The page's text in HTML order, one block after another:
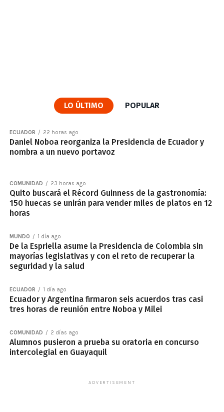
LO ÚLTIMO POPULAR
ECUADOR 22 horas ago
Daniel Noboa reorganiza la Presidencia de Ecuador y
nombra a un nuevo portavoz
COMUNIDAD 23 horas ago
Quito buscará el Récord Guinness de la gastronomía:
150 huecas se unirán para vender miles de platos en 12
horas
MUNDO 1 día ago
De la Espriella asume la Presidencia de Colombia sin
mayorías legislativas y con el reto de recuperar la
seguridad y la salud
ECUADOR 1 día ago
Ecuador y Argentina firmaron seis acuerdos tras casi
tres horas de reunión entre Noboa y Milei
COMUNIDAD 2 días ago
Alumnos pusieron a prueba su oratoria en concurso
intercolegial en Guayaquil
ADVERTISEMENT